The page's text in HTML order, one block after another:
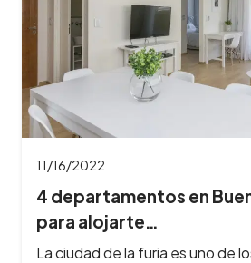
11/16/2022
4 departamentos en
para alojarte…
La ciudad de la furia es uno de